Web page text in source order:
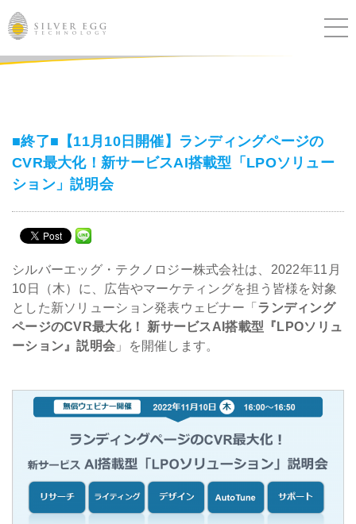
導入事例
ブログ
ニュース
IR
会社情報
■終了■【11月10日開催】ランディングページの
CVR最大化！新サービスAI搭載型「LPOソリュー
ション」説明会
シルバーエッグ・テクノロジー株式会社は、2022年11月
10日（木）に、広告やマーケティングを担う皆様を対象
とした新ソリューション発表ウェビナー「ランディング
ページのCVR最大化！ 新サービスAI搭載型『LPOソリュ
ーション』説明会 」を開催します。